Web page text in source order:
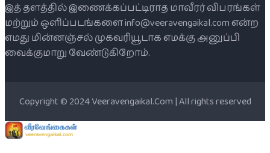
இத் தளத்தில் இணைக்கப்பட்டிராத மாவீரர் விபரங்கள்
மற்றும் ஒளிப்படங்களை info@veeravengaikal.com என்ற
எமது மின்னஞ்சல் முகவரியூடாக எமக்கு அனுப்பி
வைக்குமாறு வேண்டுகிறோம்.
Copyright © 2024 Veeravengaikal.Com | All rights reserved